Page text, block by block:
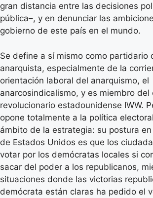
gran distancia entre las decisiones
pública–, y en denunciar las
gobierno de este país en el mundo.
Se define a sí mismo como partidario
anarquista, especialmente de la
orientación laboral del anarquismo, el
anarcosindicalismo, y es miembro
revolucionario estadounidense IWW.
opone totalmente a la política
ámbito de la estrategia: su postura
de Estados Unidos es que los
votar por los demócratas locales si
sacar del poder a los republicanos,
situaciones donde las victorias
demócrata están claras ha pedido el